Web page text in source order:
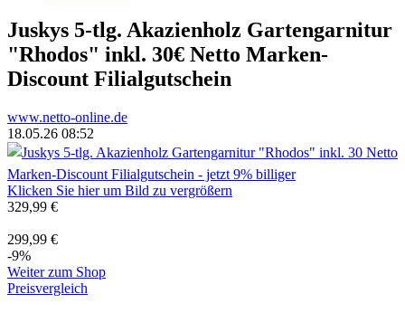
Juskys 5-tlg. Akazienholz Gartengarnitur
"Rhodos" inkl. 30€ Netto Marken-
Discount Filialgutschein
www.netto-online.de
18.05.26 08:52
Klicken Sie hier um Bild zu vergrößern
329,99 €
299,99 €
-9%
Weiter zum Shop
Preisvergleich